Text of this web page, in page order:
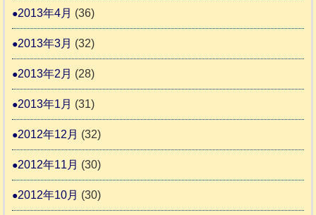
2013年4月 (36)
2013年3月 (32)
2013年2月 (28)
2013年1月 (31)
2012年12月 (32)
2012年11月 (30)
2012年10月 (30)